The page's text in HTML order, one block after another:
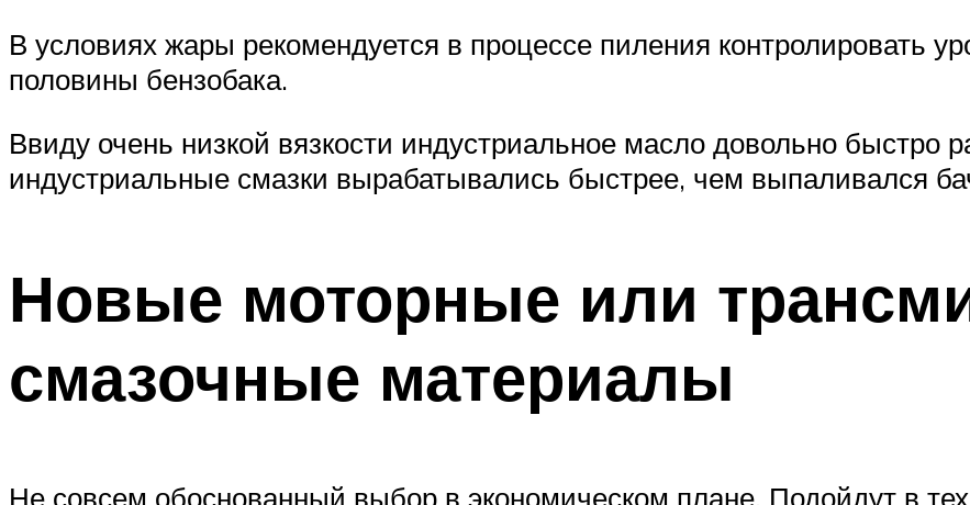
В условиях жары рекомендуется в процессе пиления контролировать
половины бензобака.
Ввиду очень низкой вязкости индустриальное масло довольно быстро
индустриальные смазки вырабатывались быстрее, чем выпаливался
Новые моторные или
смазочные материалы
Не совсем обоснованный выбор в экономическом плане. Подойдут в тех